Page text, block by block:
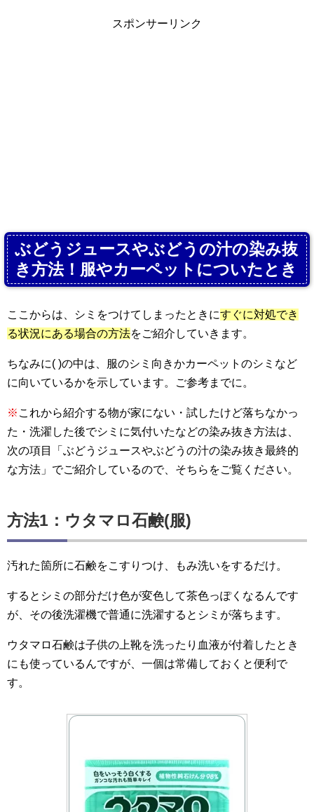
スポンサーリンク
ぶどうジュースやぶどうの汁の染み抜
き方法！服やカーペットについたとき
ここからは、シミをつけてしまったときにすぐに対処でき
る状況にある場合の方法をご紹介していきます。
ちなみに( )の中は、服のシミ向きかカーペットのシミなど
に向いているかを示しています。ご参考までに。
※ これから紹介する物が家にない・試したけど落ちなかっ
た・洗濯した後でシミに気付いたなどの染み抜き方法は、
次の項目「ぶどうジュースやぶどうの汁の染み抜き最終的
な方法」でご紹介しているので、そちらをご覧ください。
方法1：ウタマロ石鹸(服)
汚れた箇所に石鹸をこすりつけ、もみ洗いをするだけ。
するとシミの部分だけ色が変色して茶色っぽくなるんです
が、その後洗濯機で普通に洗濯するとシミが落ちます。
ウタマロ石鹸は子供の上靴を洗ったり血液が付着したとき
にも使っているんですが、一個は常備しておくと便利で
す。